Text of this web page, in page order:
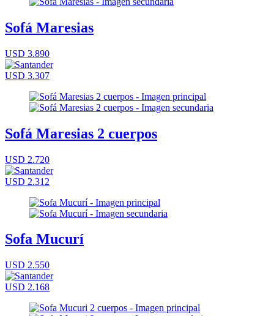
Sofá Maresias
USD 3.890
USD 3.307
Sofá Maresias 2 cuerpos
USD 2.720
USD 2.312
Sofa Mucurí
USD 2.550
USD 2.168